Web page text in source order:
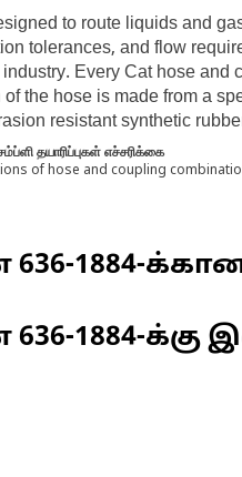
to route liquids and
tolerances, and flow
Every Cat hose
the hose is made from a
resistant synthetic
தயாரிப்புகள் எச்சரிக்கை
of hose and coupling
636-1884-க்கான
636-1884-க்கு